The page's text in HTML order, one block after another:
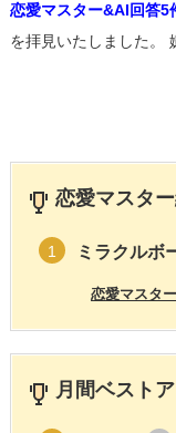
恋愛マスター&AI回答5
を拝見いたしました。
恋愛マスタ
1 ミラクルボ
恋愛マスタ
月間ベスト